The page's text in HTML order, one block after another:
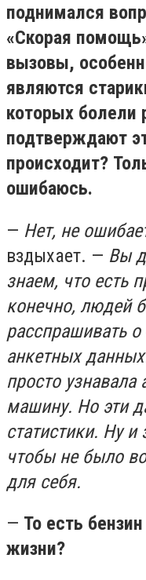
поднимался
«Скорая
вызовы,
являются
которых болели
подтверждают
происходит?
ошибаюсь.
— Нет, не
вздыхает. — Вы
знаем, что есть
конечно, людей
расспрашивать о
анкетных
просто узнавала
машину. Но эти
статистики. Ну и
чтобы не было
для себя.
— То есть
жизни?